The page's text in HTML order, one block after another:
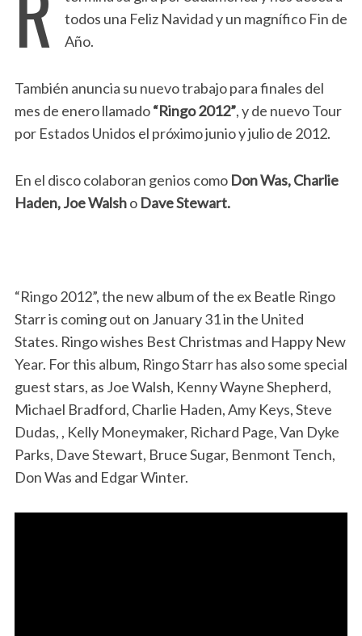
todos una Feliz Navidad y un magnífico Fin de
Año.
También anuncia su nuevo trabajo para finales del
mes de enero llamado“Ringo 2012”, y de nuevo Tour
por Estados Unidos el próximo junio y julio de 2012.
En el disco colaboran genios como Don Was, Charlie
Haden, Joe Walsho Dave Stewart.
“Ringo 2012”, the new album of the ex Beatle Ringo
Starr is coming out on January 31 in the United
States. Ringo wishes Best Christmas and Happy New
Year. For this album, Ringo Starr has also some special
guest stars, as Joe Walsh, Kenny Wayne Shepherd,
Michael Bradford, Charlie Haden, Amy Keys, Steve
Dudas, , Kelly Moneymaker, Richard Page, Van Dyke
Parks, Dave Stewart, Bruce Sugar, Benmont Tench,
Don Was and Edgar Winter.